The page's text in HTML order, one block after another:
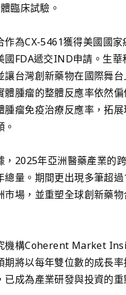
臨床試驗。
作為CX-5461獲得美國國
國FDA遞交IND申請。生
讓台灣創新藥物在國際舞
體腫瘤的整體反應率依然
腫瘤免疫治療反應率，拓
，2025年亞洲醫藥產業的
總量。期間更出現多筆超
市場，並重塑全球創新藥
機構Coherent Market
期將以每年雙位數的成長
已成為產業研發與投資的重